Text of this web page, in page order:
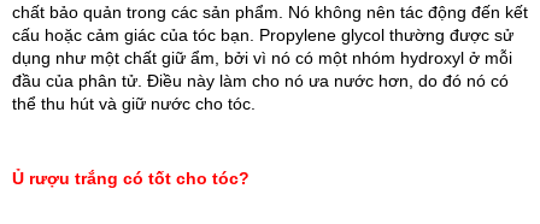
chất bảo quản trong các sản phẩm. Nó không nên tác động đến kết
cấu hoặc cảm giác của tóc bạn. Propylene glycol thường được sử
dụng như một chất giữ ẩm, bởi vì nó có một nhóm hydroxyl ở mỗi
đầu của phân tử. Điều này làm cho nó ưa nước hơn, do đó nó có
thể thu hút và giữ nước cho tóc.
Ủ rượu trắng có tốt cho tóc?